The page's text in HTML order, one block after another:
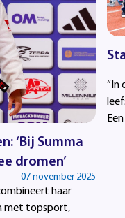
‘Bij Summa
dromen’
07 november 2025
haar
met topsport,
“In